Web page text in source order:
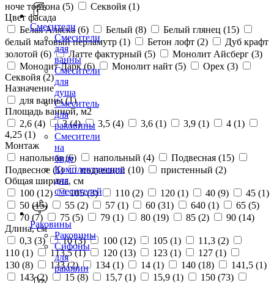
Смесители
Смесители
для
ванны
Смесители
для
душа
Смеситель
для
раковины
Смесители
на
биде
Комплектующие
для
смесителей
Раковины
Раковины
Сифоны
для
раковин
ноче тортона (5) Секвойя (1)
Цвет фасада
Белая Аляска (6) Белый (8) Белый глянец (15)
белый матовый перламутр (1) Бетон лофт (2)
Дуб крафт
золотой (6) Латте фактурный (5) Монолит Айсберг (3)
Монолит Дарк (6) Монолит найт (5) Орех (3)
Секвойя (2)
Назначение
для ванны (1)
Площадь ванной, м2
2,6 (4) 3 (4) 3,5 (4) 3,6 (1) 3,9 (1) 4 (1)
4,25 (1)
Монтаж
напольная (6) напольный (4) Подвесная (15)
Подвесное (1) подвесной (10) пристенный (2)
Общая ширина, см
100 (12) 105 (3) 110 (2) 120 (1) 40 (9) 45 (1)
50 (15) 55 (2) 57 (1) 60 (31) 640 (1) 65 (5)
70 (7) 75 (5) 79 (1) 80 (19) 85 (2) 90 (14)
Длина, см
0,3 (3) 10 (3) 100 (12) 105 (1) 11,3 (2)
110 (1) 113,5 (1) 120 (13) 123 (1) 127 (1)
130 (8) 133 (2) 134 (1) 14 (1) 140 (18) 141,5 (1)
143 (2) 15 (8) 15,7 (1) 15,9 (1) 150 (73)